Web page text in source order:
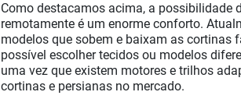
Como destacamos acima, a possibilidade
remotamente é um enorme conforto.
modelos que sobem e baixam as cortinas
possível escolher tecidos ou modelos
uma vez que existem motores e trilhos
cortinas e persianas no mercado.